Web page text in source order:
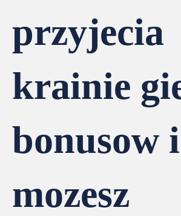
przyjecia
krainie
bonusow i
mozesz